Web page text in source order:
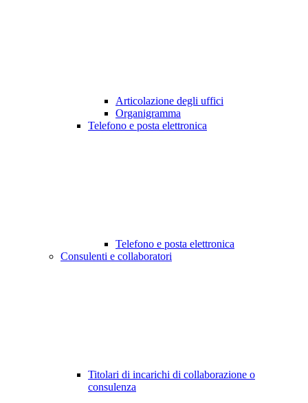
Articolazione degli uffici
Organigramma
Telefono e posta elettronica
Telefono e posta elettronica
Consulenti e collaboratori
Titolari di incarichi di collaborazione o
consulenza